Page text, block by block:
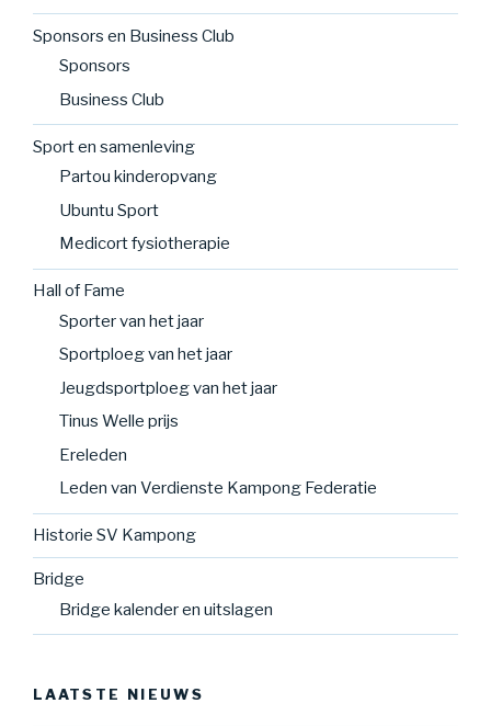
Sponsors en Business Club
Sponsors
Business Club
Sport en samenleving
Partou kinderopvang
Ubuntu Sport
Medicort fysiotherapie
Hall of Fame
Sporter van het jaar
Sportploeg van het jaar
Jeugdsportploeg van het jaar
Tinus Welle prijs
Ereleden
Leden van Verdienste Kampong Federatie
Historie SV Kampong
Bridge
Bridge kalender en uitslagen
LAATSTE NIEUWS